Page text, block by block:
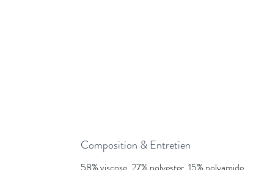
Composition & Entretien